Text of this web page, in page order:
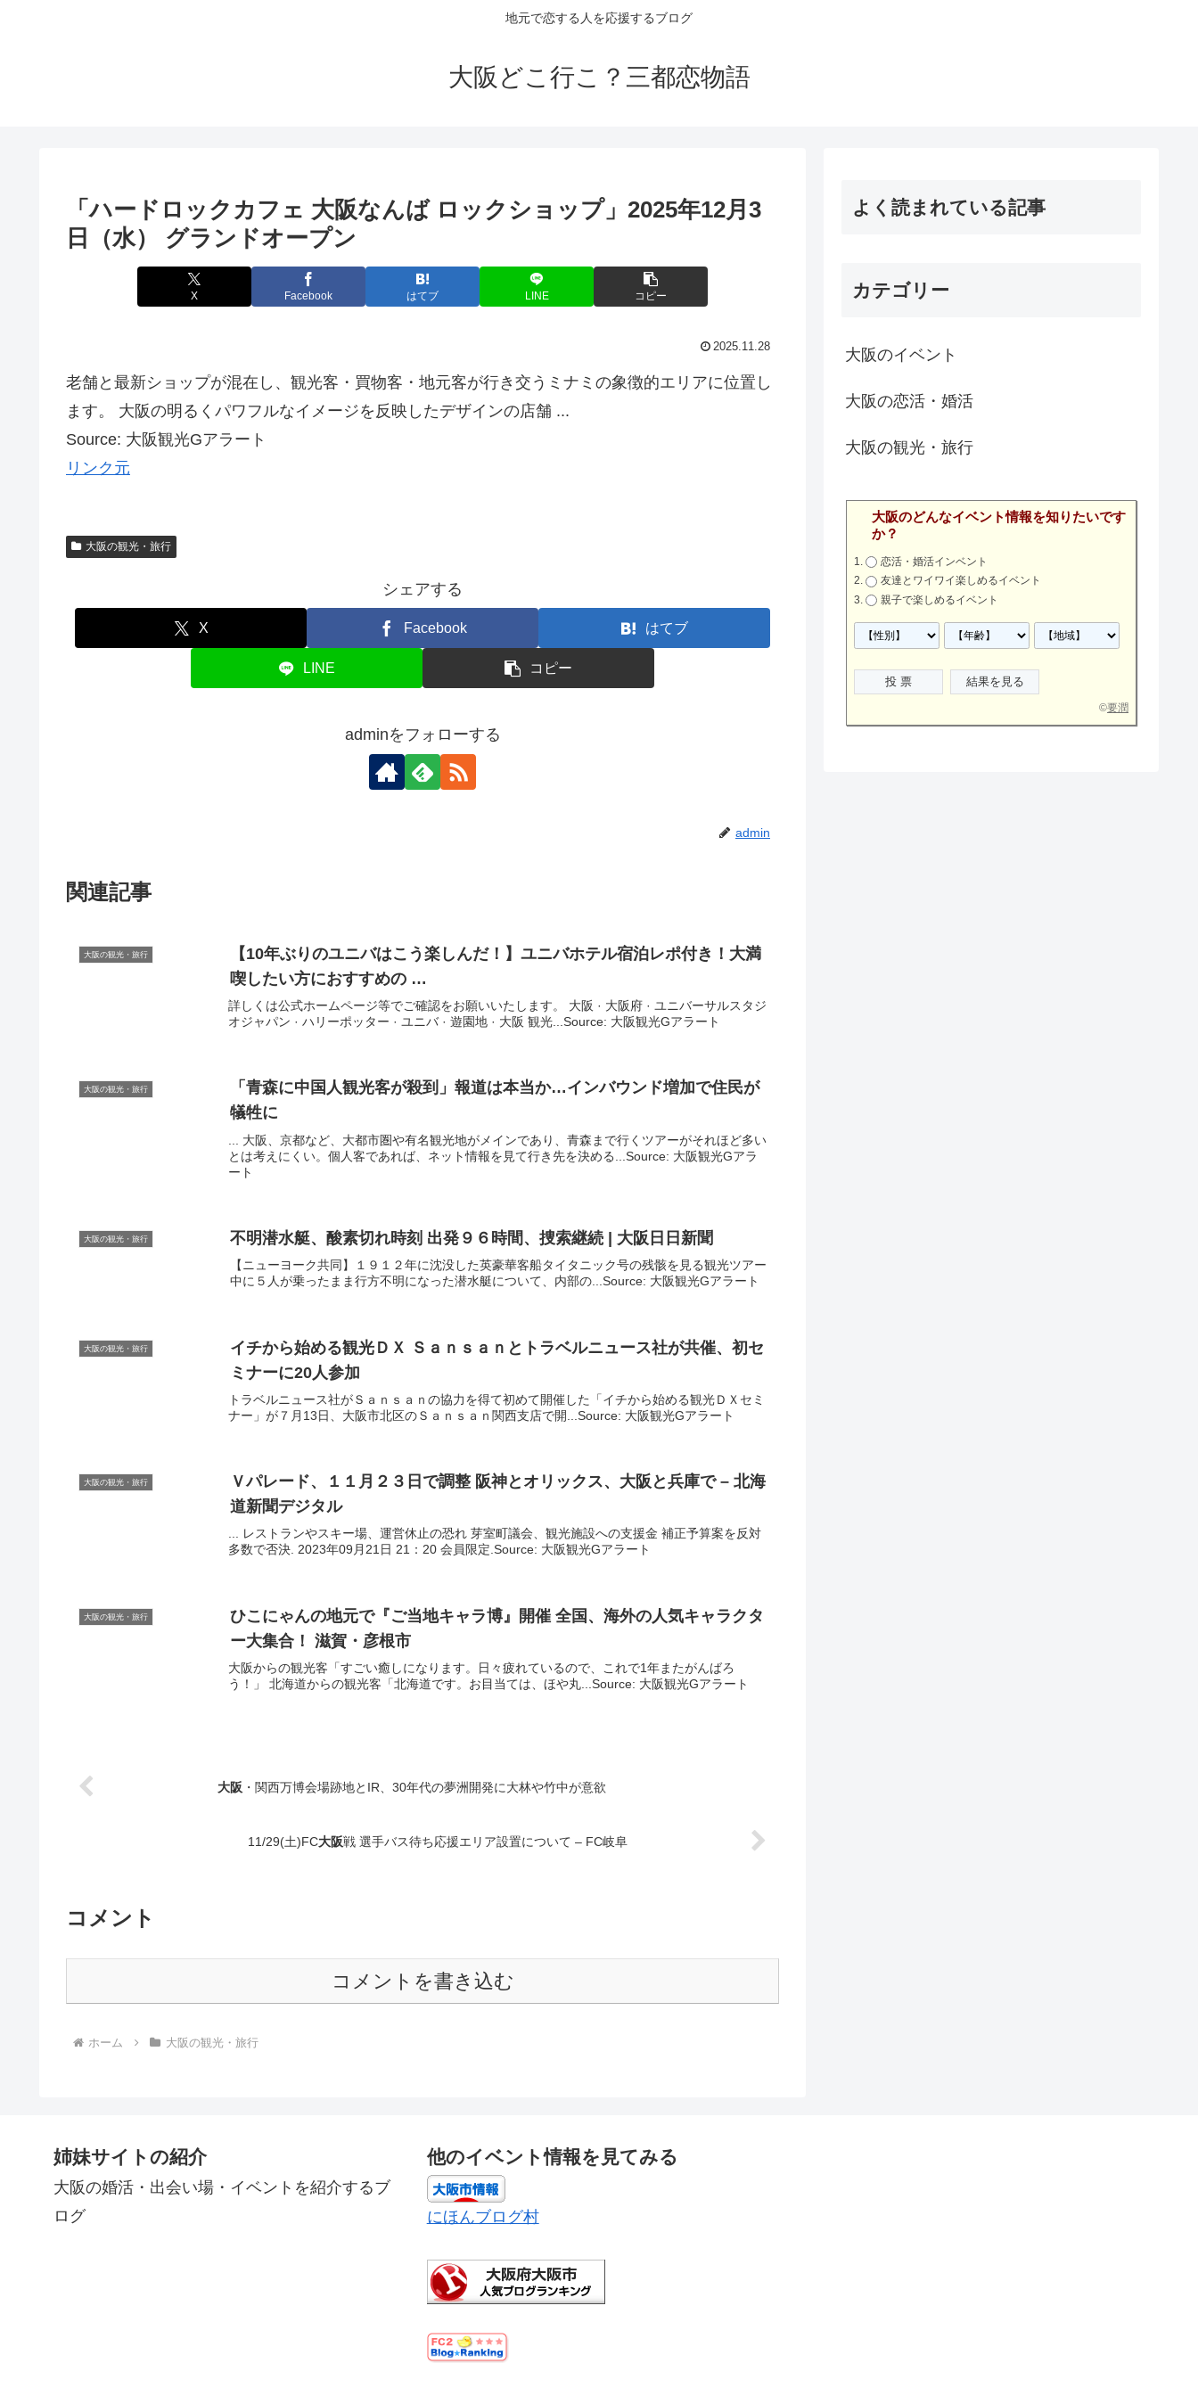
地元で恋する人を応援するブログ
大阪どこ行こ？三都恋物語
「ハードロックカフェ 大阪なんば ロックショップ」2025年12月3
日（水） グランドオープン
X Facebook はてブ LINE コピー
2025.11.28
老舗と最新ショップが混在し、観光客・買物客・地元客が行き交うミナミの象徴的エリアに位置し
ます。 大阪の明るくパワフルなイメージを反映したデザインの店舗 ...
Source: 大阪観光Gアラート
リンク元
大阪の観光・旅行
シェアする
X Facebook はてブ
LINE コピー
adminをフォローする
admin
関連記事
大阪の観光・旅行
【10年ぶりのユニバはこう楽しんだ！】ユニバホテル宿泊レポ付き！大満
喫したい方におすすめの …
詳しくは公式ホームページ等でご確認をお願いいたします。 大阪 · 大阪府 · ユニバーサルスタジ
オジャパン · ハリーポッター · ユニバ · 遊園地 · 大阪 観光...Source: 大阪観光Gアラート
大阪の観光・旅行 「青森に中国人観光客が殺到」報道は本当か…インバウンド増加で住民が
犠牲に
... 大阪、京都など、大都市圏や有名観光地がメインであり、青森まで行くツアーがそれほど多い
とは考えにくい。個人客であれば、ネット情報を見て行き先を決める...Source: 大阪観光Gアラ
ート
大阪の観光・旅行 不明潜水艇、酸素切れ時刻 出発９６時間、捜索継続 | 大阪 日日新聞
【ニューヨーク共同】１９１２年に沈没した英豪華客船タイタニック号の残骸を見る観光ツアー
中に５人が乗ったまま行方不明になった潜水艇について、内部の...Source: 大阪観光Gアラート
大阪の観光・旅行 イチから始める観光 ＤＸ Ｓａｎｓａｎとトラベルニュース社が共催、初セ
ミナーに20人参加
トラベルニュース社がＳａｎｓａｎの協力を得て初めて開催した「イチから始める観光ＤＸセミ
ナー」が７月13日、大阪市北区のＳａｎｓａｎ関西支店で開...Source: 大阪観光Gアラート
大阪の観光・旅行 Ｖパレード、１１月２３日で調整 阪神とオリックス、 大阪 と兵庫で – 北海
道新聞デジタル
... レストランやスキー場、運営休止の恐れ 芽室町議会、観光施設への支援金 補正予算案を反対
多数で否決. 2023年09月21日 21：20 会員限定.Source: 大阪観光Gアラート
大阪の観光・旅行
ひこにゃんの地元で『ご当地キャラ博』開催 全国、海外の人気キャラクタ
ー大集合！ 滋賀・彦根市
大阪からの観光客「すごい癒しになります。日々疲れているので、これで1年またがんばろ
う！」 北海道からの観光客「北海道です。お目当ては、ほや丸...Source: 大阪観光Gアラート
大阪 ・関西万博会場跡地とIR、30年代の夢洲開発に大林や竹中が意欲
11/29(土)FC大阪戦 選手バス待ち応援エリア設置について – FC岐阜
コメント
コメントを書き込む
ホーム 大阪の観光・旅行
よく読まれている記事
カテゴリー
大阪のイベント
大阪の恋活・婚活
大阪の観光・旅行
大阪のどんなイベント情報を知りたいです
か？
恋活・婚活インベント
友達とワイワイ楽しめるイベント
親子で楽しめるイベント
©要潤
姉妹サイトの紹介
大阪の婚活・出会い場・イベントを紹介するブ
ログ
他のイベント情報を見てみる
にほんブログ村